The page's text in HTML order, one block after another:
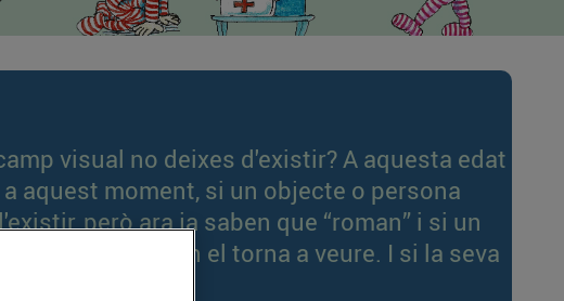
visual no deixes d'existir? A aquesta edat
aquest moment, si un objecte o persona
però ara ja saben que “roman” i si un
i riu quan el torna a veure. I si la seva